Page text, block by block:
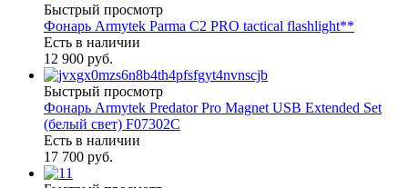
Быстрый просмотр
Фонарь Armytek Parma C2 PRO tactical flashlight**
Есть в наличии
12 900 руб.
Быстрый просмотр
Фонарь Armytek Predator Pro Magnet USB Extended Set
(белый свет) F07302C
Есть в наличии
17 700 руб.